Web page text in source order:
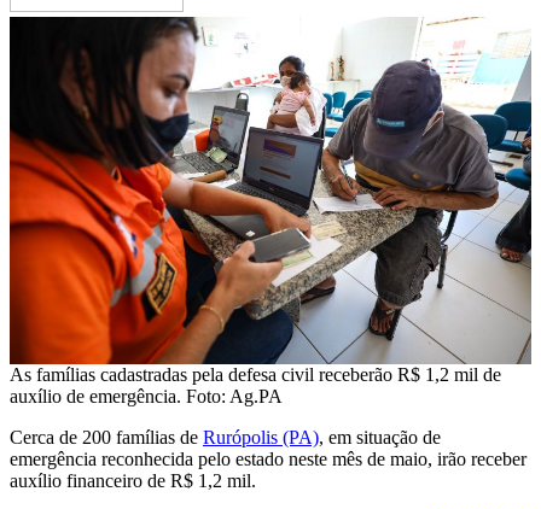
As famílias cadastradas pela defesa civil receberão R$ 1,2 mil de
auxílio de emergência. Foto: Ag.PA
Cerca de 200 famílias de Rurópolis (PA), em situação de
emergência reconhecida pelo estado neste mês de maio, irão receber
auxílio financeiro de R$ 1,2 mil.